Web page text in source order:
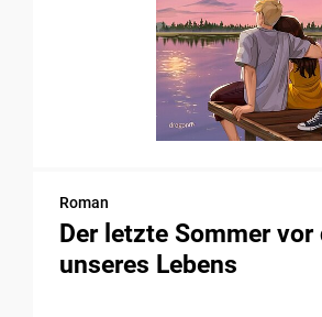
Roman
Der letzte Sommer vor
unseres Lebens